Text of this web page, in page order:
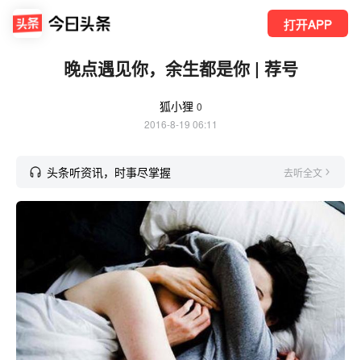
打开APP
晚点遇见你，余生都是你 | 荐号
狐小狸 0
2016-8-19 06:11
头条听资讯，时事尽掌握 去听全文